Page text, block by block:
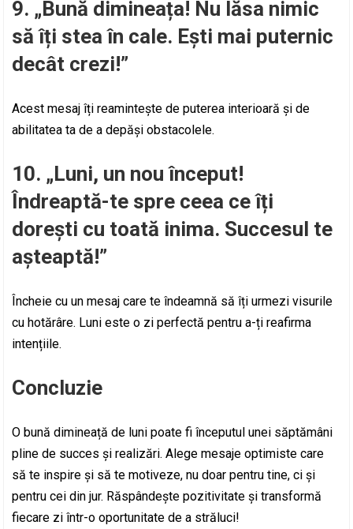
9. „Bună dimineața! Nu lăsa nimic
să îți stea în cale. Ești mai puternic
decât crezi!”
Acest mesaj îți reamintește de puterea interioară și de
abilitatea ta de a depăși obstacolele.
10. „Luni, un nou început!
Îndreaptă-te spre ceea ce îți
dorești cu toată inima. Succesul te
așteaptă!”
Încheie cu un mesaj care te îndeamnă să îți urmezi visurile
cu hotărâre. Luni este o zi perfectă pentru a-ți reafirma
intențiile.
Concluzie
O bună dimineață de luni poate fi începutul unei săptămâni
pline de succes și realizări. Alege mesaje optimiste care
să te inspire și să te motiveze, nu doar pentru tine, ci și
pentru cei din jur. Răspândește pozitivitate și transformă
fiecare zi într-o oportunitate de a străluci!